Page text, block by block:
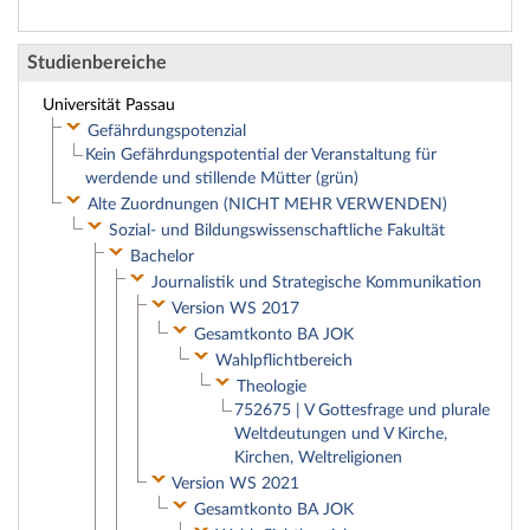
Studienbereiche
Universität Passau
Gefährdungspotenzial
Kein Gefährdungspotential der Veranstaltung für
werdende und stillende Mütter (grün)
Alte Zuordnungen (NICHT MEHR VERWENDEN)
Sozial- und Bildungswissenschaftliche Fakultät
Bachelor
Journalistik und Strategische Kommunikation
Version WS 2017
Gesamtkonto BA JOK
Wahlpflichtbereich
Theologie
752675 | V Gottesfrage und plurale
Weltdeutungen und V Kirche,
Kirchen, Weltreligionen
Version WS 2021
Gesamtkonto BA JOK